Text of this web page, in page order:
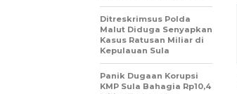
Ditreskrimsus Polda
Malut Diduga Senyapkan
Kasus Ratusan Miliar di
Kepulauan Sula
Panik Dugaan Korupsi
KMP Sula Bahagia Rp10,4